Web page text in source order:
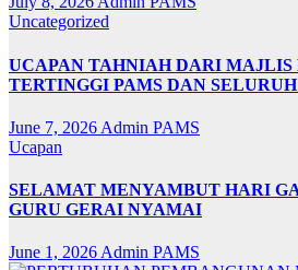
Uncategorized
UCAPAN TAHNIAH DARI MAJLIS
TERTINGGI PAMS DAN
June 7, 2026 Admin PAMS
Ucapan
SELAMAT MENYAMBUT HARI
GURU GERAI NYAMAI
June 1, 2026 Admin PAMS